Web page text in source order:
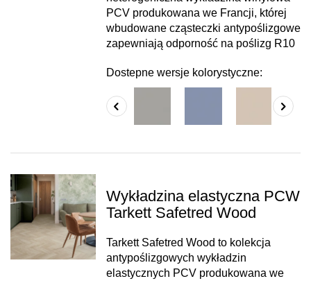
PCV produkowana we Francji, której
wbudowane cząsteczki antypoślizgowe
zapewniają odporność na poślizg R10
Dostepne wersje kolorystyczne:
Wykładzina elastyczna PCW
Tarkett Safetred Wood
Tarkett Safetred Wood to kolekcja
antypoślizgowych wykładzin
elastycznych PCV produkowana we